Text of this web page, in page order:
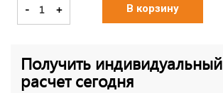
- + В корзину
Получить индивидуальный
расчет сегодня